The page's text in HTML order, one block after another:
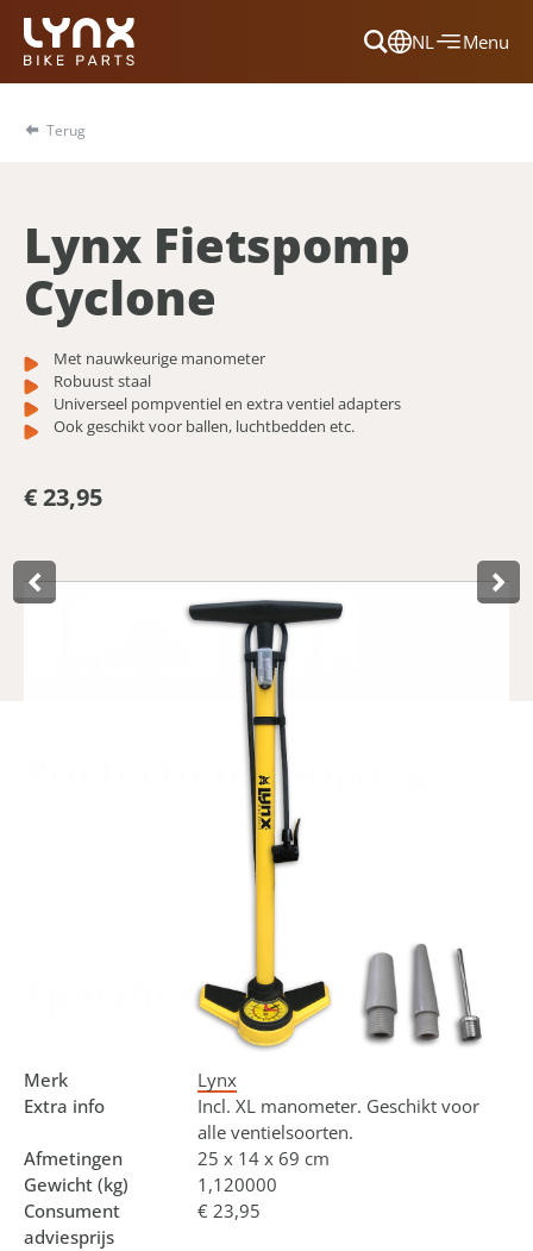
NL
Dansk
Nederlands
Menu
Terug
Lynx Fietspomp
Cyclone
Met nauwkeurige manometer
Robuust staal
Universeel pompventiel en extra ventiel adapters
Ook geschikt voor ballen, luchtbedden etc.
€ 23,95
Product­omschrijving
Robuuste stalen fietspomp van Lynx, met een extra grote
nauwkeurige manometer. De pomp heeft een universeel
pompventiel, geschikt voor Presta, Dunlop, en Schrader
Specificaties
440251
8714868033637
Merk
Lynx
Extra info
Incl. XL manometer. Geschikt voor
alle ventielsoorten.
Afmetingen
25 x 14 x 69 cm
Gewicht (kg)
1,120000
Consument
adviesprijs
€ 23,95